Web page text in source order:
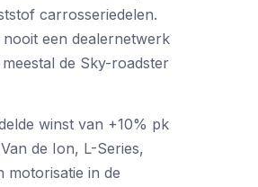
carrosseriedelen.
een dealernetwerk
de Sky-roadster
winst van +10% pk
de Ion, L-Series,
motorisatie in de